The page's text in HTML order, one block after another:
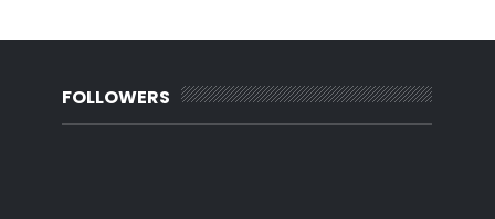
2014(124)
FOLLOWERS